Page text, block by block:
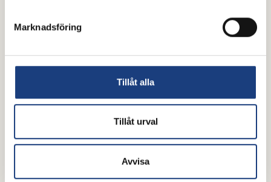
Marknadsföring
Tillåt alla
Tillåt urval
Avvisa
Oskadís från Ljungdalen